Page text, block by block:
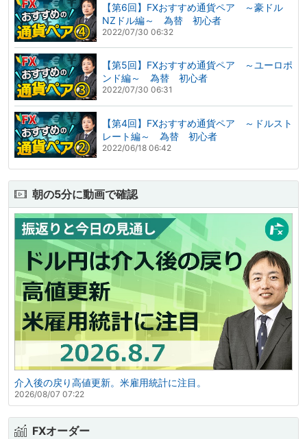
【第6回】FXおすすめ通貨ペア ～豪ドル
NZドル編～ 為替 初心者
2022/07/30 06:32
【第5回】FXおすすめ通貨ペア ～ユーロポ
ンド編～ 為替 初心者
2022/07/30 06:31
【第4回】FXおすすめ通貨ペア ～ドルスト
レート編～ 為替 初心者
2022/06/18 06:42
朝の5分に動画で確認
介入後の戻り高値更新。米雇用統計に注目。
2026/08/07 07:22
FXオーダー